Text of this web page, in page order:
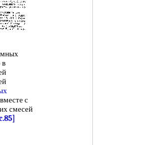
в
с
смесей